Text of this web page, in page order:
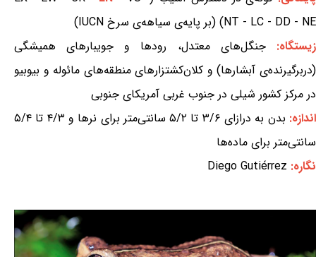
NT - LC - DD - NE) (بر پایه‌ی سیاهه‌ی سرخ IUCN)
زیستگاه:جنگل‌های معتدل، رودها و جویبارهای همیشگی
(دربرگیرنده‌ی آبشارها) و کلان‌کشتزارهای منطقه‌های مائوله و بیوبیو
در مرکز کشور شیلی در جنوب غربی آمریکای جنوبی
اندازه:
بدن به درازای ۳/۶ تا ۵/۲ سانتی‌متر برای نرها و ۴/۳ تا ۵/۴
سانتی‌متر برای ماده‌ها
نگاره: Diego Gutiérrez